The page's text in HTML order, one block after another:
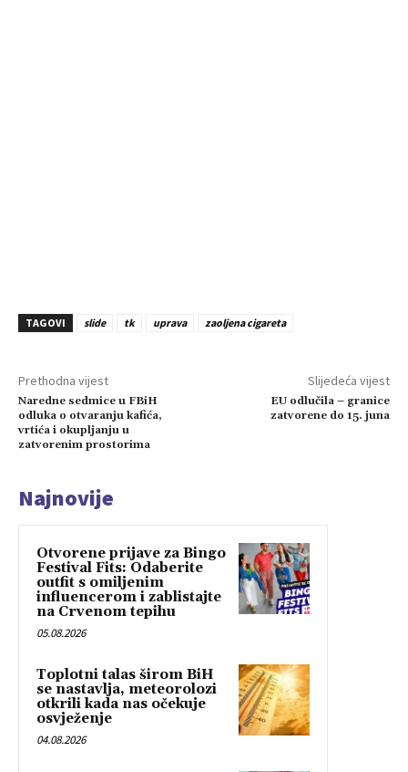
TAGOVI slide tk uprava zaoljena cigareta
Prethodna vijest
Naredne sedmice u FBiH
odluka o otvaranju kafića,
vrtića i okupljanju u
zatvorenim prostorima
Slijedeća vijest
EU odlučila – granice
zatvorene do 15. juna
Najnovije
Otvorene prijave za Bingo
Festival Fits: Odaberite
outfit s omiljenim
influencerom i zablistajte
na Crvenom tepihu
05.08.2026
Toplotni talas širom BiH
se nastavlja, meteorolozi
otkrili kada nas očekuje
osvježenje
04.08.2026